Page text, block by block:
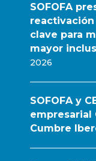
SOFOFA
clave para
mayor
2026
SOFOFA y
empresarial
Cumbre